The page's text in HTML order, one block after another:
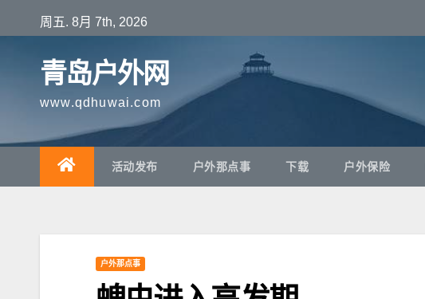
至
周五. 8月 7th, 2026
青岛户外网
www.qdhuwai.com
活动发布 户外那点事 下载 户外保险
户外那点事